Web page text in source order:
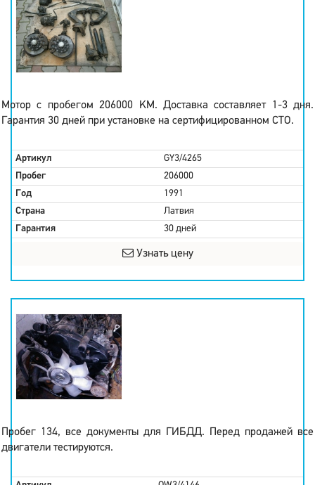
Мотор с пробегом 206000 KM. Доставка составляет 1-3 дня.
Гарантия 30 дней при установке на сертифицированном СТО.
Артикул
GY3/4265
Пробег
206000
Год
1991
Страна
Латвия
Гарантия
30 дней
Узнать цену
Пробег 134, все документы для ГИБДД. Перед продажей все
двигатели тестируются.